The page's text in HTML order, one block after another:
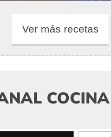
Ver más recetas
COCINA